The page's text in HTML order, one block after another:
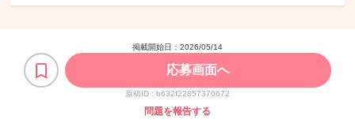
掲載開始日： 2026/05/14
応募画面へ
原稿ID : b632f22857370672
問題を報告する